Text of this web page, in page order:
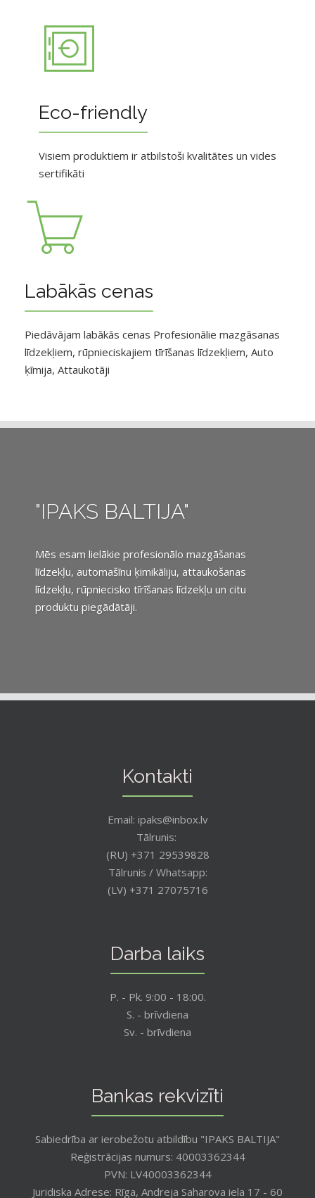
Eco-friendly
Visiem produktiem ir atbilstoši kvalitātes un vides
sertifikāti
Labākās cenas
Piedāvājam labākās cenas Profesionālie mazgāsanas
līdzekļiem, rūpnieciskajiem tīrīšanas līdzekļiem, Auto
ķīmija, Attaukotāji
"IPAKS BALTIJA"
Mēs esam lielākie profesionālo mazgāšanas
līdzekļu, automašīnu ķimikāliju, attaukošanas
līdzekļu, rūpniecisko tīrīšanas līdzekļu un citu
produktu piegādātāji.
Kontakti
Email: ipaks@inbox.lv
Tālrunis:
(RU) +371 29539828
Tālrunis / Whatsapp:
(LV) +371 27075716
Darba laiks
P. - Pk. 9:00 - 18:00.
S. - brīvdiena
Sv. - brīvdiena
Bankas rekvizīti
Sabiedrība ar ierobežotu atbildību "IPAKS BALTIJA"
Reģistrācijas numurs: 40003362344
PVN: LV40003362344
Juridiska Adrese: Rīga, Andreja Saharova iela 17 - 60